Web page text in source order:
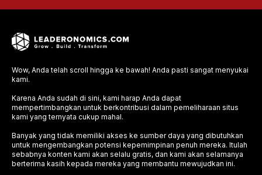
Wow, Anda telah scroll hingga ke bawah! Anda pasti sangat menyukai
kami.
Karena Anda sudah di sini, kami harap Anda dapat
mempertimbangkan untuk berkontribusi dalam pemeliharaan situs
kami yang ternyata cukup mahal.
Banyak yang tidak memiliki akses ke sumber daya yang dibutuhkan
untuk mengembangkan potensi kepemimpinan penuh mereka. Itulah
sebabnya konten kami akan selalu gratis, dan kami akan selamanya
berterima kasih kepada mereka yang membantu mewujudkan ini.